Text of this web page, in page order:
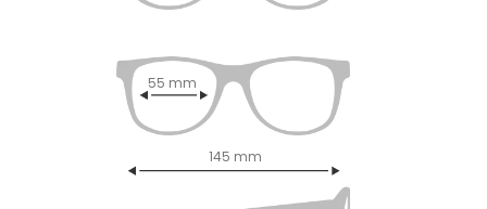
55 mm
145 mm